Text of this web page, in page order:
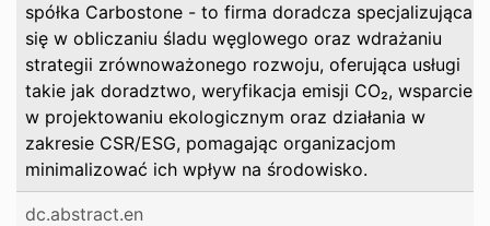
spółka Carbostone - to firma doradcza specjalizująca
się w obliczaniu śladu węglowego oraz wdrażaniu
strategii zrównoważonego rozwoju, oferująca usługi
takie jak doradztwo, weryfikacja emisji CO₂, wsparcie
w projektowaniu ekologicznym oraz działania w
zakresie CSR/ESG, pomagając organizacjom
minimalizować ich wpływ na środowisko.
dc.abstract.en